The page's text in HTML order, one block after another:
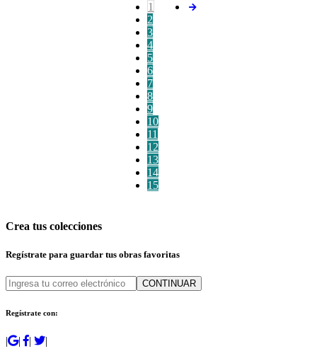
1
2
3
4
5
6
7
8
9
10
11
12
13
14
15
Crea tus colecciones
Regístrate para guardar tus obras favoritas
CONTINUAR
Regístrate con:
| | | |